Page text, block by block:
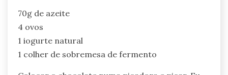
70g de azeite
4 ovos
1 iogurte natural
1 colher de sobremesa de fermento